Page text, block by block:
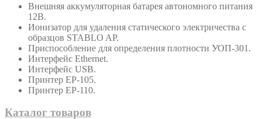
Внешняя аккумуляторная батарея автономного питания
12В.
Ионизатор для удаления статического электричества с
образцов STABLO AP.
Приспособление для определения плотности УОП-301.
Интерфейс Ethernet.
Интерфейс USB.
Принтер ЕР-105.
Принтер ЕР-110.
Каталог товаров